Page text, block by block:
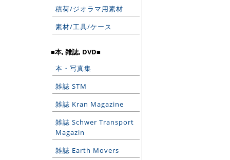
積荷/ジオラマ用素材
素材/工具/ケース
■本, 雑誌, DVD■
本・写真集
雑誌 STM
雑誌 Kran Magazine
雑誌 Schwer Transport
Magazin
雑誌 Earth Movers